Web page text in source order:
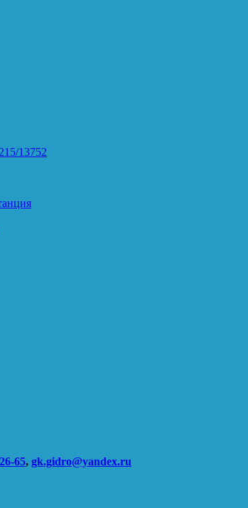
13752
65, gk.gidro@yandex.ru